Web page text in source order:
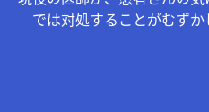
では対処することがむずか